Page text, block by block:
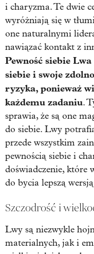
i charyzma. Te dwie
wyróżniają się w
one naturalnymi
nawiązać kontakt z
Pewność siebie
siebie i swoje
ryzyka, ponieważ
każdemu zadaniu.
sprawia, że są one
do siebie. Lwy
przede wszystkim
pewnością siebie i
doświadczenie, które
do bycia lepszą
Szczodrość i
Lwy są niezwykle
materialnych, jak i